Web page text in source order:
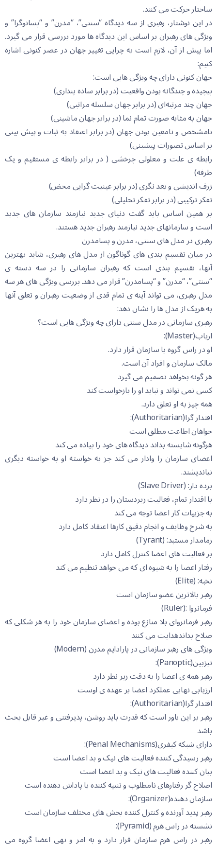
ساختار حرکت می کنند.
در این نوشتار، رهبری از سه دیدگاه “سنتی”، “مدرن” و “پسانوگرا” و
ویژگی های رهبران بر اساس این دیدگاه ها مورد بررسی قرار می گیرد.
اما پیش از آن، لازم است به چرایی تغییر جهان در عصر کنونی اشاره
کنیم:
جهان کنونی دارای چه ویژگی هایی است:
پیچیده و چندگانه بودن واقعیت (در برابر ساده پنداری)
جهان چند مرتبه‌ای (در برابر جهان سلسله مراتبی)
جهان به مثابه صورت تمام نما (در برابر جهان ماشینی)
نامشخص و نامعین بودن جهان (در برابر اعتقاد به ثبات و پیش بینی
بر اساس تصورات پیشینی)
رابطه ی علت و معلولی چرخشی ( در برابر رابطه ی مستقیم و یک
طرفه)
ژرف اندیشی و بعد نگری (در برابر عینیت گرایی محض)
تفکر ترکیبی (در برابر تفکر تحلیلی)
بر همین اساس باید گفت دنیای جدید نیازمند سازمان های جدید
است و سازمانهای جدید نیازمند رهبران جدید هستند.
رهبری در مدل های سنتی، مدرن و پسامدرن
در میان تقسیم بندی های گوناگون از مدل های رهبری، شاید بهترین
آنها، تقسیم بندی است که رهبران سازمانی را در سه دسته ی
“سنتی”، “مدرن” و “پسامدرن” قرار می دهد. بررسی ویژگی های هر سه
مدل رهبری، می تواند آینه ی تمام قدی از وضعیت رهبران و تعلق آنها
به هریک از مدل ها را نشان دهد:
رهبری سازمانی در مدل سنتی دارای چه ویژگی هایی است؟
ارباب(Master):
او در راس گروه یا سازمان قرار دارد.
مالک سازمان و افراد آن است.
هر گونه بخواهد تصمیم می گیرد
کسی نمی تواند و نباید او را بازخواست کند
همه چیز به او تعلق دارد.
اقتدار گرا(Authoritarian):
خواهان اطاعت مطلق است
هرگونه شایسته بداند دیدگاه های خود را پیاده می کند
اعضای سازمان را وادار می کند جز به خواسته او به خواسته دیگری
نیاندیشند.
برده دار: (Slave Driver)
با اقتدار تمام، فعالیت زیردستان را در نظر دارد
به جزییات کار اعضا توجه می کند
به شرح وظایف و انجام دقیق کارها اعتقاد کامل دارد
زمامدار مستبد: (Tyrant)
بر فعالیت های اعضا کنترل کامل دارد
رفتار اعضا را به شیوه ای که می خواهد تنظیم می کند
نخبه: (Elite)
رهبر بالاترین عضو سازمان است
فرمانروا :(Ruler)
رهبر فرمانروای بلا منازع بوده و اعضای سازمان خود را به هر شکلی که
صلاح بداندهدایت می کنند
ویژگی های رهبر سازمانی در پارادایم مدرن (Modern)
تیزبین(Panoptic):
رهبر همه ی اعضا را به دقت زیر نظر دارد
ارزیابی نهایی عملکرد اعضا بر عهده ی اوست
اقتدار گرا(Authoritarian):
رهبر بر این باور است که قدرت باید روشن، پذیرفتنی و غیر قابل بحث
باشد
دارای شبکه کیفری(Penal Mechanisms):
رهبر رسیدگی کننده فعالیت های نیک و بد اعضا است
بیان کننده فعالیت های نیک و بد اعضا است
اصلاح گر رفتارهای نامطلوب و تنبیه کننده یا پاداش دهنده است
سازمان دهنده(Organizer):
رهبر پدید آورنده و کنترل کننده بخش های مختلف سازمان است
نشسته در راس هرم (Pyramid):
رهبر در راس هرم سازمان قرار دارد و به امر و نهی اعضا گروه می